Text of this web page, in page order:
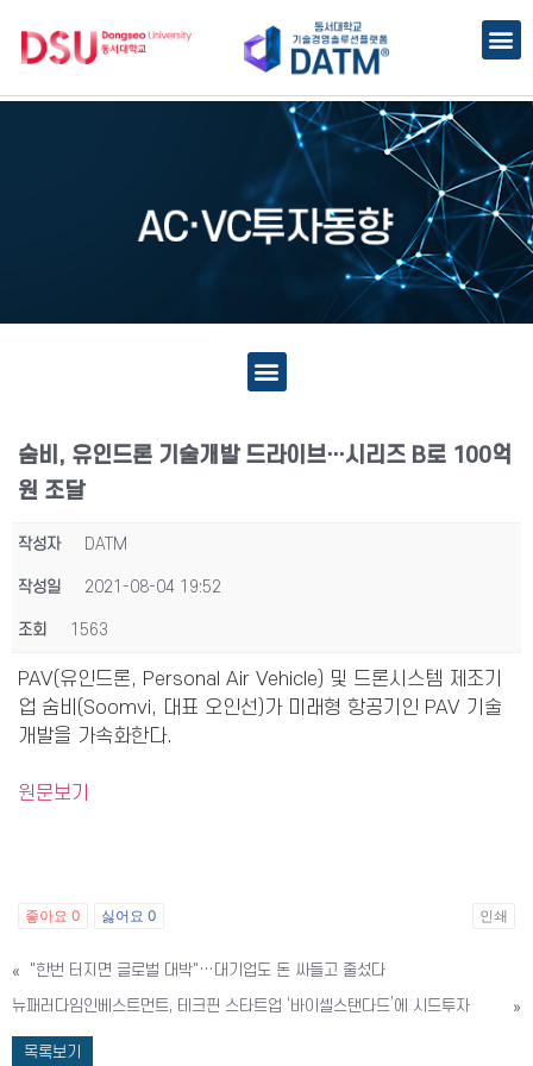
숨비, 유인드론 기술개발 드라이브…시리즈 B로 100억
원 조달
작성자 DATM
작성일 2021-08-04 19:52
조회 1563
PAV(유인드론, Personal Air Vehicle) 및 드론시스템 제조기
업 숨비(Soomvi, 대표 오인선)가 미래형 항공기인 PAV 기술
개발을 가속화한다.
원문보기
좋아요 0 싫어요 0 인쇄
«
"한번 터지면 글로벌 대박"…대기업도 돈 싸들고 줄섰다
뉴패러다임인베스트먼트, 테크핀 스타트업 ‘바이셀스탠다드’에 시드투자
»
목록보기